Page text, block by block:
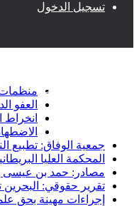
تسجيل الدخول
فيسبوك
العفو
جمعية الوفاق: تطبيع
المحكمة العليا
مصادر: حمد بن عيسى
تقرير حقوقي: البحرين
إجراءات مهينة بحق